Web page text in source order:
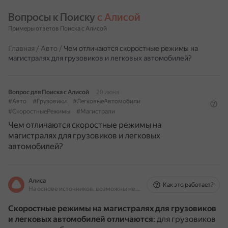
Вопросы к Поиску с Алисой
Примеры ответов Поиска с Алисой
Главная / Авто / Чем отличаются скоростные режимы на
магистралях для грузовиков и легковых автомобилей?
Вопрос для Поиска с Алисой
20 июня
#Авто
#Грузовики
#ЛегковыеАвтомобили
#СкоростныеРежимы
#Магистрали
Чем отличаются скоростные режимы на
магистралях для грузовиков и легковых
автомобилей?
Алиса
На основе источников, возможны неточности
Как это работает?
Скоростные режимы на магистралях для грузовиков
и легковых автомобилей отличаются: для грузовиков